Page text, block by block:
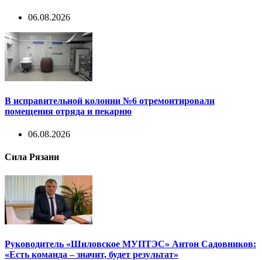
06.08.2026
В исправительной колонии №6 отремонтировали
помещения отряда и пекарню
06.08.2026
Сила Рязани
Руководитель «Шиловское МУПТЭС» Антон Садовников:
«Есть команда – значит, будет результат»